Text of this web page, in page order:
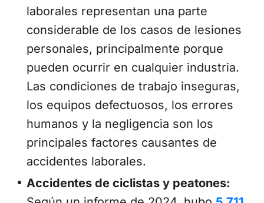
laborales representan una parte
considerable de los casos de lesiones
personales, principalmente porque
pueden ocurrir en cualquier industria.
Las condiciones de trabajo inseguras,
los equipos defectuosos, los errores
humanos y la negligencia son los
principales factores causantes de
accidentes laborales.
Accidentes de ciclistas y peatones: